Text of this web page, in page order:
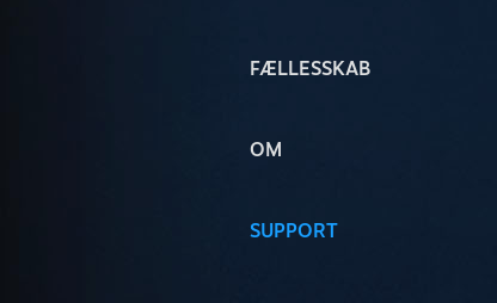
FÆLLESSKAB
OM
SUPPORT